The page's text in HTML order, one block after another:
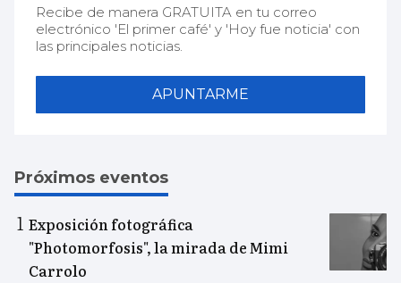
Recibe de manera GRATUITA en tu correo
electrónico 'El primer café' y 'Hoy fue noticia' con
las principales noticias.
APUNTARME
Próximos eventos
Exposición fotográfica
"Photomorfosis", la mirada de Mimi
Carrolo